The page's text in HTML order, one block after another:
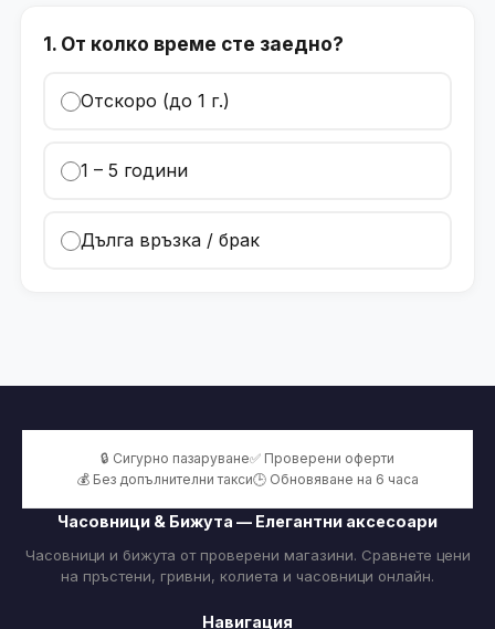
1. От колко време сте заедно?
Отскоро (до 1 г.)
1 – 5 години
Дълга връзка / брак
🔒 Сигурно пазаруване✅ Проверени оферти
💰 Без допълнителни такси🕒 Обновяване на 6 часа
Часовници & Бижута — Елегантни аксесоари
Часовници и бижута от проверени магазини. Сравнете цени
на пръстени, гривни, колиета и часовници онлайн.
Навигация